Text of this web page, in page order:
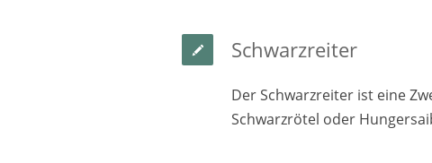
Schwarzreiter
Der Schwarzreiter ist eine
Schwarzrötel oder